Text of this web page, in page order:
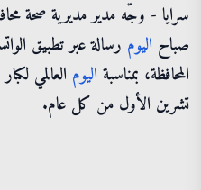
سرايا - وجّه مدير مديرية صحة
صباح اليوم رسالة عبر تطبيق
المحافظة، بمناسبة اليوم العالمي
تشرين الأول من كل عام.